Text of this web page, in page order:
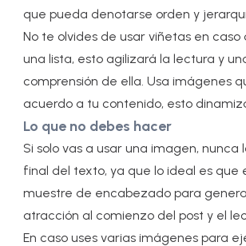
que pueda denotarse orden y
No te olvides de usar viñetas en
una lista, esto agilizará la lectura y
comprensión de ella. Usa imágenes
acuerdo a tu contenido, esto
Lo que no debes hacer
Si solo vas a usar una imagen, nunca
final del texto, ya que lo ideal es que
muestre de encabezado para
atracción al comienzo del post y el
En caso uses varias imágenes para